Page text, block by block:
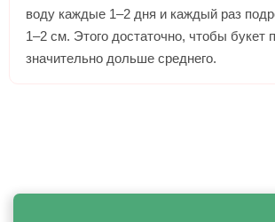
воду каждые 1–2 дня и каждый раз
1–2 см. Этого достаточно, чтобы букет
значительно дольше среднего.